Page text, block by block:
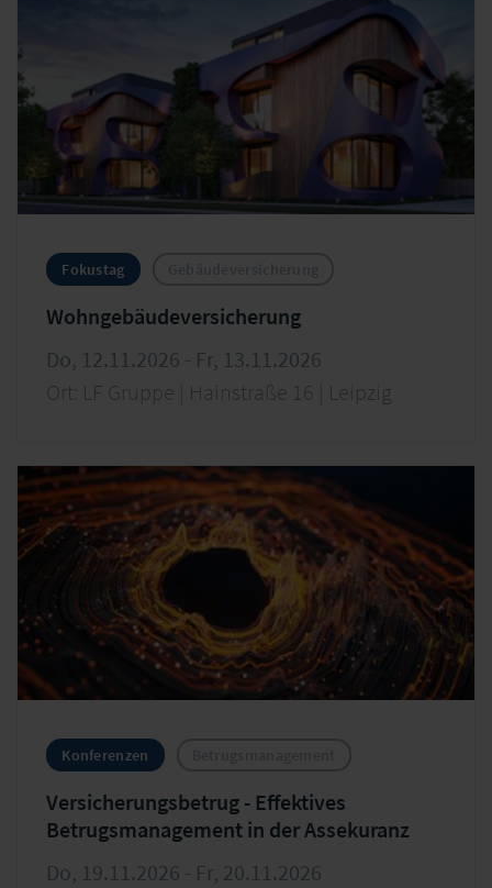
Fokustag
Wohngebäudeversicherung
Do, 12.11.2026 - Fr, 13.11.2026
Ort: LF Gruppe | Hainstraße 16 | Leipzig
Konferenzen
Versicherungsbetrug - Effektives
Betrugsmanagement in der Assekuranz
Do, 19.11.2026 - Fr, 20.11.2026